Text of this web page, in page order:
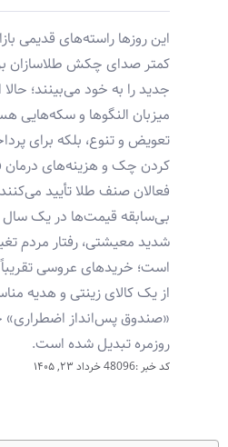
این روزها راسته‌های قدیمی
کمتر صدای چکش طلاسازان
جدید را به خود می‌بینند؛
میزبان النگوها و سکه‌هایی
تعویض و تنوع، بلکه برای
کردن چک و هزینه‌های درمان
فعالان صنف طلا تأیید
بی‌سابقه قیمت‌ها در یک
شدید معیشتی، رفتار مردم
است؛ خریدهای عروسی
از یک کالای زینتی و هدیه
«صندوق پس‌انداز اضطراری»
روزمره تبدیل شده است.
کد خبر :48096 خرداد ۲۳, ۱۴۰۵